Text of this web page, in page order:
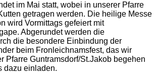
im Mai statt, wobei in unserer Pfarre
getragen werden. Die heilige Messe
wird Vormittags gefeiert mit
Abgerundet werden die
die besondere Einbindung der
beim Fronleichnamsfest, das wir
Pfarre Guntramsdorf/St.Jakob begehen
dazu einladen.